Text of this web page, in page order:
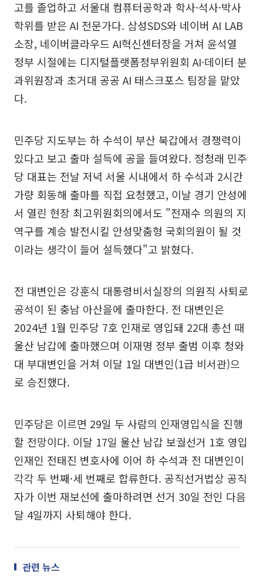
고를 졸업하고 서울대 컴퓨터공학과 학사·석사·박사
학위를 받은 AI 전문가다. 삼성SDS와 네이버 AI LAB
소장, 네이버클라우드 AI혁신센터장을 거쳐 윤석열
정부 시절에는 디지털플랫폼정부위원회 AI·데이터 분
과위원장과 초거대 공공 AI 태스크포스 팀장을 맡았
다.
민주당 지도부는 하 수석이 부산 북갑에서 경쟁력이
있다고 보고 출마 설득에 공을 들여왔다. 정청래 민주
당 대표는 전날 저녁 서울 시내에서 하 수석과 2시간
가량 회동해 출마를 직접 요청했고, 이날 경기 안성에
서 열린 현장 최고위원회의에서도 "전재수 의원의 지
역구를 계승 발전시킬 안성맞춤형 국회의원이 될 것
이라는 생각이 들어 설득했다"고 밝혔다.
전 대변인은 강훈식 대통령비서실장의 의원직 사퇴로
공석이 된 충남 아산을에 출마한다. 전 대변인은
2024년 1월 민주당 7호 인재로 영입돼 22대 총선 때
울산 남갑에 출마했으며 이재명 정부 출범 이후 청와
대 부대변인을 거쳐 이달 1일 대변인(1급 비서관)으
로 승진했다.
민주당은 이르면 29일 두 사람의 인재영입식을 진행
할 전망이다. 이달 17일 울산 남갑 보궐선거 1호 영입
인재인 전태진 변호사에 이어 하 수석과 전 대변인이
각각 두 번째·세 번째로 합류한다. 공직선거법상 공직
자가 이번 재보선에 출마하려면 선거 30일 전인 다음
달 4일까지 사퇴해야 한다.
관련 뉴스